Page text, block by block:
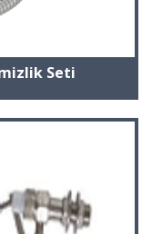
Seti